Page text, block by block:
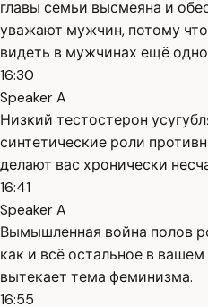
главы семьи высмеяна и
уважают мужчин, потому что
видеть в мужчинах ещё
16:30
Speaker A
Низкий тестостерон
синтетические роли
делают вас хронически
16:41
Speaker A
Вымышленная война полов
как и всё остальное в
вытекает тема феминизма.
16:55